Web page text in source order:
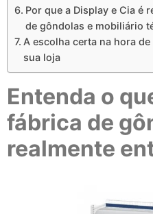
Por que a Display e Cia é
de gôndolas e mobiliário
A escolha certa na hora
sua loja
Entenda o
fábrica de
realmente